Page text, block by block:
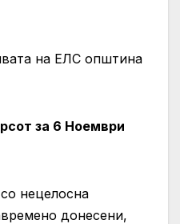
на ЕЛС општина
за 6 Ноември
нецелосна
донесени,